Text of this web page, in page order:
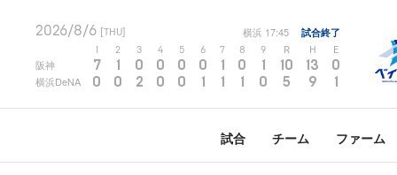
2026/8/6 [THU] 横浜 17:45 試合終了
2 3 4 5 6 7 8 9 R H E
阪神 7 1 0 0 0 0 1 0 1 10 13 0
横浜DeNA 0 0 2 0 0 1 1 1 0 5 9 1
試合 チーム ファーム